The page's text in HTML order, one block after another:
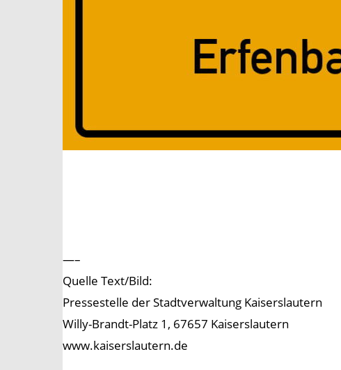
—–
Quelle Text/Bild:
Pressestelle der Stadtverwaltung Kaiserslautern
Willy-Brandt-Platz 1, 67657 Kaiserslautern
www.kaiserslautern.de